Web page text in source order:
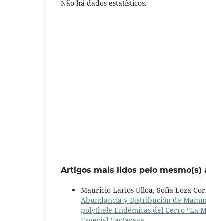
Não há dados estatísticos.
Artigos mais lidos pelo mesmo(s)
Mauricio Larios-Ulloa, Sofía Loza-
Abundancia y Distribución de
polythele Endémicas del Cerro “La